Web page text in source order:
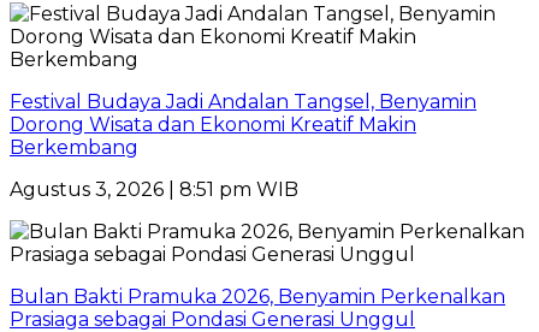
Festival Budaya Jadi Andalan Tangsel, Benyamin
Dorong Wisata dan Ekonomi Kreatif Makin
Berkembang
Agustus 3, 2026 | 8:51 pm WIB
Bulan Bakti Pramuka 2026, Benyamin Perkenalkan
Prasiaga sebagai Pondasi Generasi Unggul